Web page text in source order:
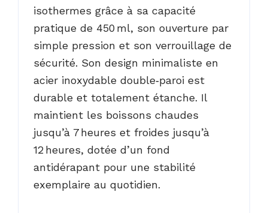
isothermes grâce à sa capacité
pratique de 450 ml, son ouverture par
simple pression et son verrouillage de
sécurité. Son design minimaliste en
acier inoxydable double‑paroi est
durable et totalement étanche. Il
maintient les boissons chaudes
jusqu’à 7 heures et froides jusqu’à
12 heures, dotée d’un fond
antidérapant pour une stabilité
exemplaire au quotidien.